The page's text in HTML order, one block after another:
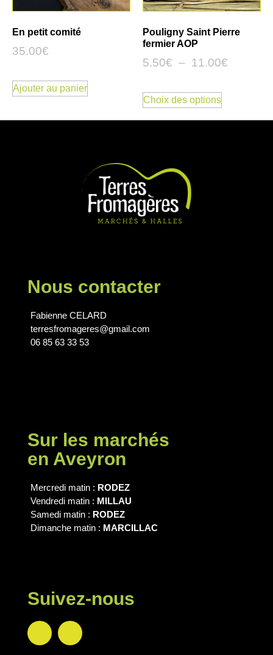
En petit comité
35.00€
Ajouter au panier
Pouligny Saint Pierre
fermier AOP
5.50€ – 11.00€
Choix des options
Nous contacter
Fabienne CELARD
terresfromageres@gmail.com
06 85 63 33 53
Sur les marchés
en Aveyron
Mercredi matin : RODEZ
Vendredi matin : MILLAU
Samedi matin : RODEZ
Dimanche matin : MARCILLAC
Suivez-nous